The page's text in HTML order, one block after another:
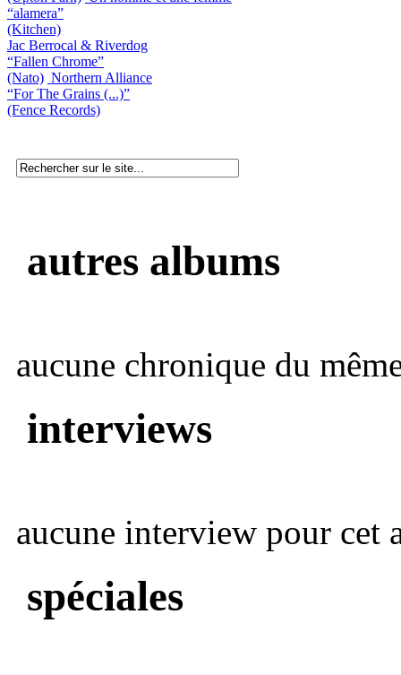
“alamera”
(Kitchen)
Jac Berrocal & Riverdog
“Fallen Chrome”
(Nato) Northern Alliance
“For The Grains (...)”
(Fence Records)
autres albums
aucune chronique du
interviews
aucune interview pour cet
spéciales